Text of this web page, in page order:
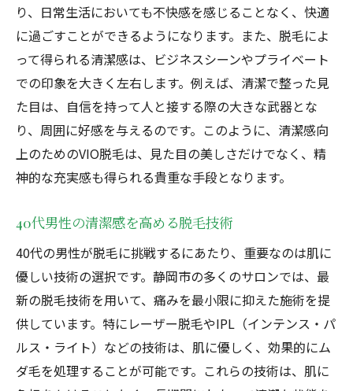
り、日常生活においても不快感を感じることなく、快適
に過ごすことができるようになります。また、脱毛によ
って得られる清潔感は、ビジネスシーンやプライベート
での印象を大きく左右します。例えば、清潔で整った見
た目は、自信を持って人と接する際の大きな武器とな
り、周囲に好感を与えるのです。このように、清潔感向
上のためのVIO脱毛は、見た目の美しさだけでなく、精
神的な充実感も得られる貴重な手段となります。
40代男性の清潔感を高める脱毛技術
40代の男性が脱毛に挑戦するにあたり、重要なのは肌に
優しい技術の選択です。静岡市の多くのサロンでは、最
新の脱毛技術を用いて、痛みを最小限に抑えた施術を提
供しています。特にレーザー脱毛やIPL（インテンス・パ
ルス・ライト）などの技術は、肌に優しく、効果的にム
ダ毛を処理することが可能です。これらの技術は、肌に